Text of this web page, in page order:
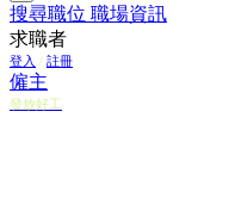
搜尋職位 職場資訊
求職者
登入 / 註冊
僱主
發放好工